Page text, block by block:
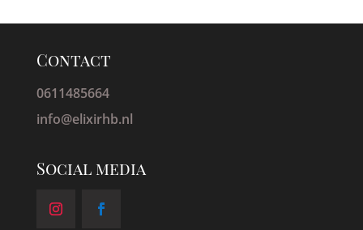
Contact
0611485664
info@elixirhb.nl
Social media